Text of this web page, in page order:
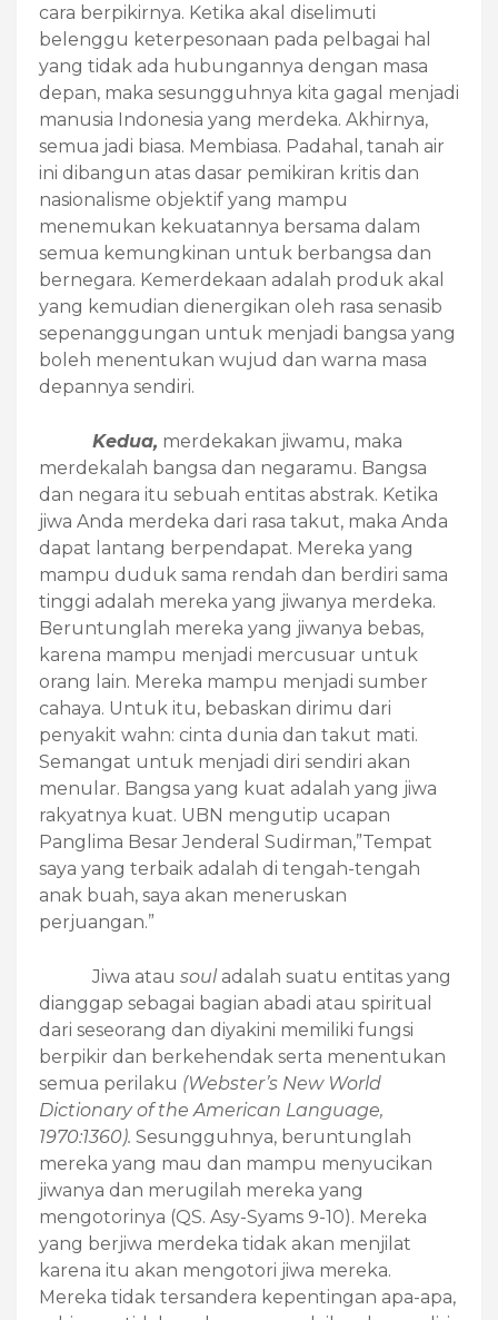
cara berpikirnya. Ketika akal diselimuti
belenggu keterpesonaan pada pelbagai hal
yang tidak ada hubungannya dengan masa
depan, maka sesungguhnya kita gagal menjadi
manusia Indonesia yang merdeka. Akhirnya,
semua jadi biasa. Membiasa. Padahal, tanah air
ini dibangun atas dasar pemikiran kritis dan
nasionalisme objektif yang mampu
menemukan kekuatannya bersama dalam
semua kemungkinan untuk berbangsa dan
bernegara. Kemerdekaan adalah produk akal
yang kemudian dienergikan oleh rasa senasib
sepenanggungan untuk menjadi bangsa yang
boleh menentukan wujud dan warna masa
depannya sendiri.
Kedua, merdekakan jiwamu, maka
merdekalah bangsa dan negaramu. Bangsa
dan negara itu sebuah entitas abstrak. Ketika
jiwa Anda merdeka dari rasa takut, maka Anda
dapat lantang berpendapat. Mereka yang
mampu duduk sama rendah dan berdiri sama
tinggi adalah mereka yang jiwanya merdeka.
Beruntunglah mereka yang jiwanya bebas,
karena mampu menjadi mercusuar untuk
orang lain. Mereka mampu menjadi sumber
cahaya. Untuk itu, bebaskan dirimu dari
penyakit wahn: cinta dunia dan takut mati.
Semangat untuk menjadi diri sendiri akan
menular. Bangsa yang kuat adalah yang jiwa
rakyatnya kuat. UBN mengutip ucapan
Panglima Besar Jenderal Sudirman,”Tempat
saya yang terbaik adalah di tengah-tengah
anak buah, saya akan meneruskan
perjuangan.”
Jiwa atau soul adalah suatu entitas yang
dianggap sebagai bagian abadi atau spiritual
dari seseorang dan diyakini memiliki fungsi
berpikir dan berkehendak serta menentukan
semua perilaku (Webster’s New World
Dictionary of the American Language,
1970:1360). Sesungguhnya, beruntunglah
mereka yang mau dan mampu menyucikan
jiwanya dan merugilah mereka yang
mengotorinya (QS. Asy-Syams 9-10). Mereka
yang berjiwa merdeka tidak akan menjilat
karena itu akan mengotori jiwa mereka.
Mereka tidak tersandera kepentingan apa-apa,